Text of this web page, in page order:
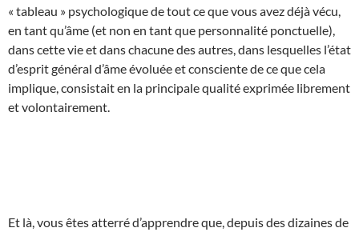
« tableau » psychologique de tout ce que vous avez déjà vécu,
en tant qu’âme (et non en tant que personnalité ponctuelle),
dans cette vie et dans chacune des autres, dans lesquelles l’état
d’esprit général d’âme évoluée et consciente de ce que cela
implique, consistait en la principale qualité exprimée librement
et volontairement.
Et là, vous êtes atterré d’apprendre que, depuis des dizaines de